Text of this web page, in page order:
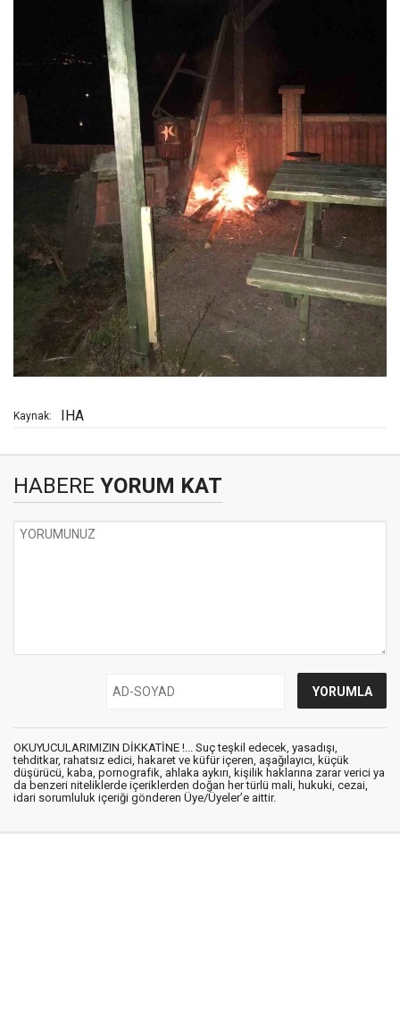
Kaynak: IHA
HABERE YORUM KAT
OKUYUCULARIMIZIN DİKKATİNE !... Suç teşkil edecek, yasadışı,
tehditkar, rahatsız edici, hakaret ve küfür içeren, aşağılayıcı, küçük
düşürücü, kaba, pornografik, ahlaka aykırı, kişilik haklarına zarar verici ya
da benzeri niteliklerde içeriklerden doğan her türlü mali, hukuki, cezai,
idari sorumluluk içeriği gönderen Üye/Üyeler’e aittir.